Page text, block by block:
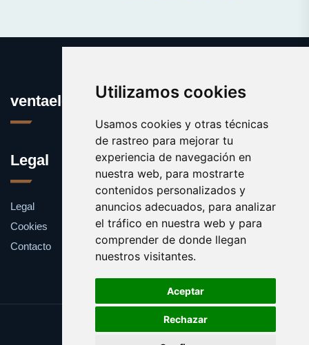
Utilizamos cookies
Usamos cookies y otras técnicas
de rastreo para mejorar tu
experiencia de navegación en
nuestra web, para mostrarte
contenidos personalizados y
anuncios adecuados, para analizar
el tráfico en nuestra web y para
comprender de donde llegan
nuestros visitantes.
Aceptar
Rechazar
ventaelectronica.es
Legal
Legal
Cookies
Contacto
Update cookies preferences